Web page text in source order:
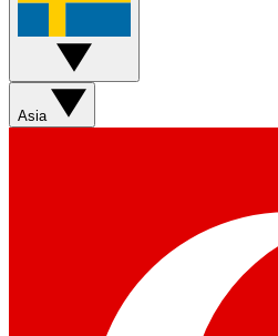
Asia